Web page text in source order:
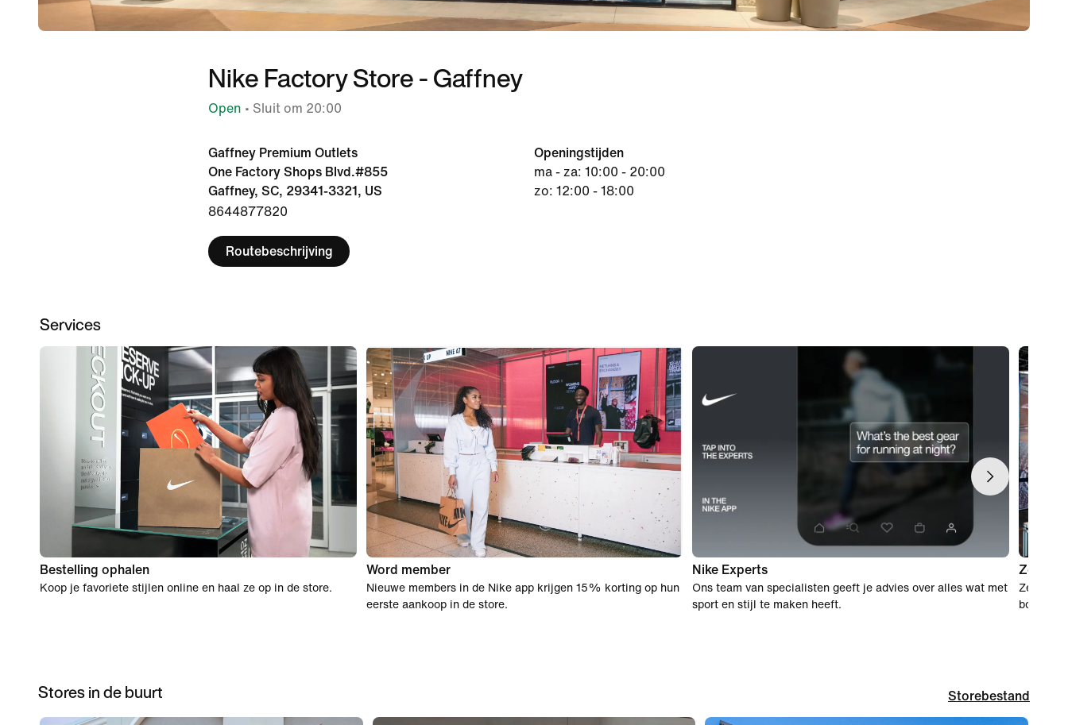
Nike Factory Store - Gaffney
Open • Sluit om 20:00
Gaffney Premium Outlets
One Factory Shops Blvd.#855
Gaffney, SC, 29341-3321, US
8644877820
Routebeschrijving
Openingstijden
ma - za: 10:00 - 20:00
zo: 12:00 - 18:00
Services
Bestelling ophalen
Koop je favoriete stijlen online en haal ze op in de store.
Word member
Nieuwe members in de Nike app krijgen 15% korting op hun
eerste aankoop in de store.
Nike Experts
Ons team van specialisten geeft je advies over alles wat met
sport en stijl te maken heeft.
Zestig
bon
Stores in de buurt Storebestand